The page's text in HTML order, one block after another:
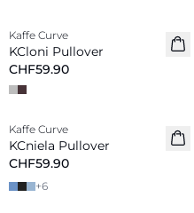
Neu
Kaffe Curve
KCloni Pullover
CHF59.90
Neu
Kaffe Curve
KCniela Pullover
CHF59.90
+6